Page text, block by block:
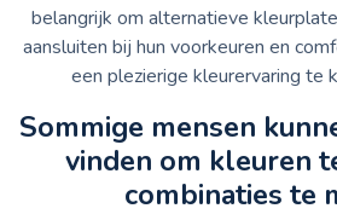
belangrijk om alternatieve
aansluiten bij hun voorkeuren en
een plezierige kleurervaring te
Sommige mensen
vinden om kleuren
combinaties te